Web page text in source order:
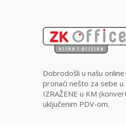
Dobrodošli u našu
pronaći nešto za sebe u
IZRAŽENE u KM
uključenim PDV-om.